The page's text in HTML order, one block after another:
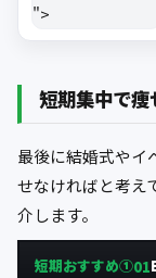
">
短期集中で
最後に結婚式やイ
せなければと考え
介します。
短期おすすめ①01